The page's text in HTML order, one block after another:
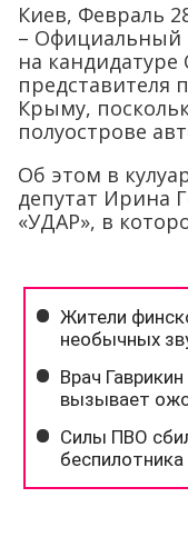
Киев, Февраль
– Официальный
на
представителя
Крыму,
полуострове
Об этом в
депутат Ирина
«УДАР», в